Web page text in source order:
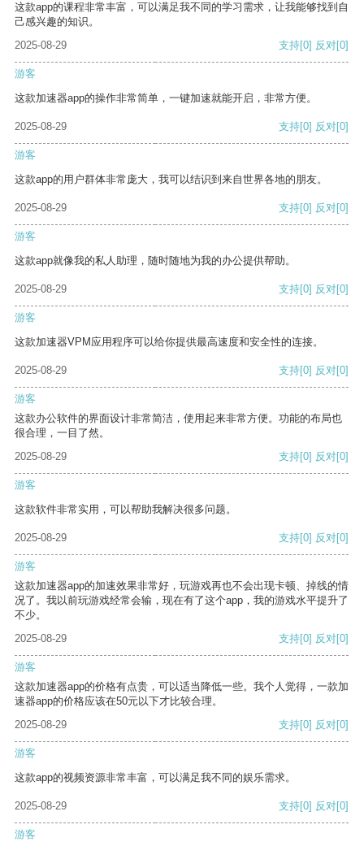
这款app的课程非常丰富，可以满足我不同的学习需求，让我能够找到自
己感兴趣的知识。
2025-08-29
支持[0] 反对[0]
游客
这款加速器app的操作非常简单，一键加速就能开启，非常方便。
2025-08-29 支持[0] 反对[0]
游客
这款app的用户群体非常庞大，我可以结识到来自世界各地的朋友。
2025-08-29 支持[0] 反对[0]
游客
这款app就像我的私人助理，随时随地为我的办公提供帮助。
2025-08-29 支持[0] 反对[0]
游客
这款加速器VPM应用程序可以给你提供最高速度和安全性的连接。
2025-08-29 支持[0] 反对[0]
游客
这款办公软件的界面设计非常简洁，使用起来非常方便。功能的布局也
很合理，一目了然。
2025-08-29
支持[0] 反对[0]
游客
这款软件非常实用，可以帮助我解决很多问题。
2025-08-29 支持[0] 反对[0]
游客
这款加速器app的加速效果非常好，玩游戏再也不会出现卡顿、掉线的情
况了。我以前玩游戏经常会输，现在有了这个app，我的游戏水平提升了
不少。
2025-08-29
支持[0] 反对[0]
游客
这款加速器app的价格有点贵，可以适当降低一些。我个人觉得，一款加
速器app的价格应该在50元以下才比较合理。
2025-08-29
支持[0] 反对[0]
游客
这款app的视频资源非常丰富，可以满足我不同的娱乐需求。
2025-08-29 支持[0] 反对[0]
游客